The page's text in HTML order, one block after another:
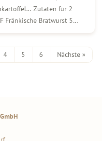
Zutaten für 2
Fränkische Bratwurst 5
4 5 6 Nächste »